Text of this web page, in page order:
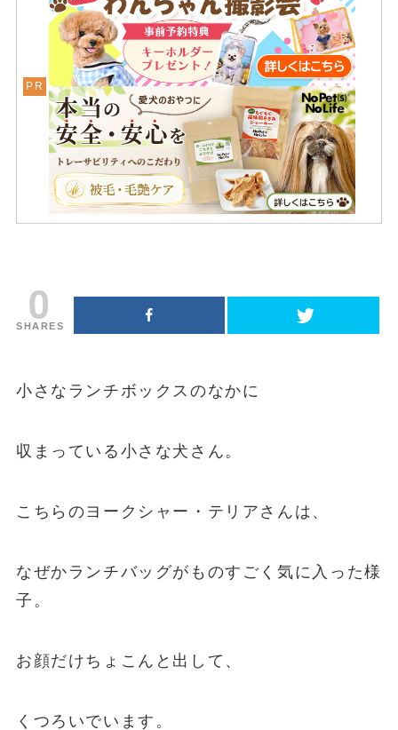
0
SHARES
小さなランチボックスのなかに
収まっている小さな犬さん。
こちらのヨークシャー・テリアさんは、
なぜかランチバッグがものすごく気に入った様
子。
お顔だけちょこんと出して、
くつろいでいます。